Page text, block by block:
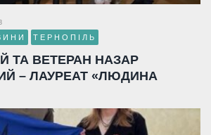
ТЕРНОПІЛЬ
ТА ВЕТЕРАН НАЗАР
– ЛАУРЕАТ «ЛЮДИНА